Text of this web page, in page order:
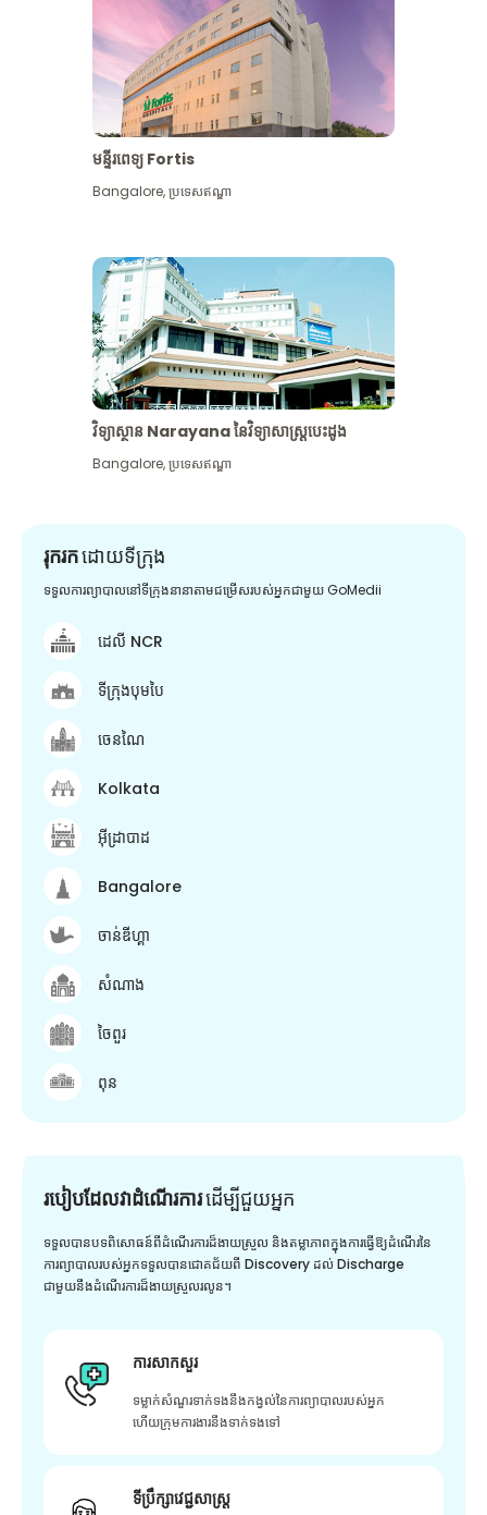
មន្ទីរពេទ្យ Fortis
Bangalore,ប្រទេសឥណ្ឌា
វិទ្យាស្ថាន Narayana នៃវិទ្យាសាស្រ្តបេះដូង
Bangalore,ប្រទេសឥណ្ឌា
រុករកដោយទីក្រុង
ទទួលការព្យាបាលនៅទីក្រុងនានាតាមជម្រើសរបស់អ្នកជាមួយ GoMedii
ដេលី NCR
ទីក្រុងបុមបៃ
ចេនណៃ
Kolkata
អ៊ីដ្រាបាដ
Bangalore
ចាន់ឌីហ្គា
សំណាង
ចៃពួរ
ពុន
របៀបដែលវាដំណើរការដើម្បី​ជួយ​អ្នក
ទទួលបានបទពិសោធន៍ពីដំណើរការដ៏ងាយស្រួល និងតម្លាភាពក្នុងការធ្វើឱ្យដំណើរនៃ
ការព្យាបាលរបស់អ្នកទទួលបានជោគជ័យពី Discovery ដល់ Discharge
ជាមួយនឹងដំណើរការដ៏ងាយស្រួលរលូន។
ការសាកសួរ
ទម្លាក់សំណួរទាក់ទងនឹងកង្វល់នៃការព្យាបាលរបស់អ្នក
ហើយក្រុមការងារនឹងទាក់ទងទៅ
ទីប្រឹក្សាវេជ្ជសាស្ត្រ